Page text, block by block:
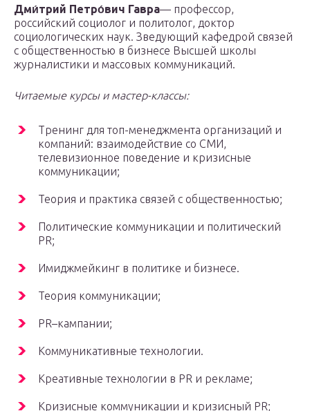
Дми́трий Петро́вич Гавра— профессор,
российский социолог и политолог, доктор
социологических наук. Зведующий кафедрой связей
с общественностью в бизнесе Высшей школы
журналистики и массовых коммуникаций.
Читаемые курсы и мастер-классы:
Тренинг для топ-менеджмента организаций и
компаний: взаимодействие со СМИ,
телевизионное поведение и кризисные
коммуникации;
Теория и практика связей с общественностью;
Политические коммуникации и политический
PR;
Имиджмейкинг в политике и бизнесе.
Теория коммуникации;
PR–кампании;
Коммуникативные технологии.
Креативные технологии в PR и рекламе;
Кризисные коммуникации и кризисный PR;